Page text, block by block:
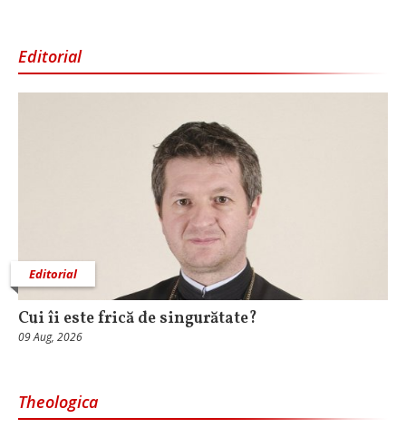
Editorial
Editorial
Cui îi este frică de singurătate?
09 Aug, 2026
Theologica